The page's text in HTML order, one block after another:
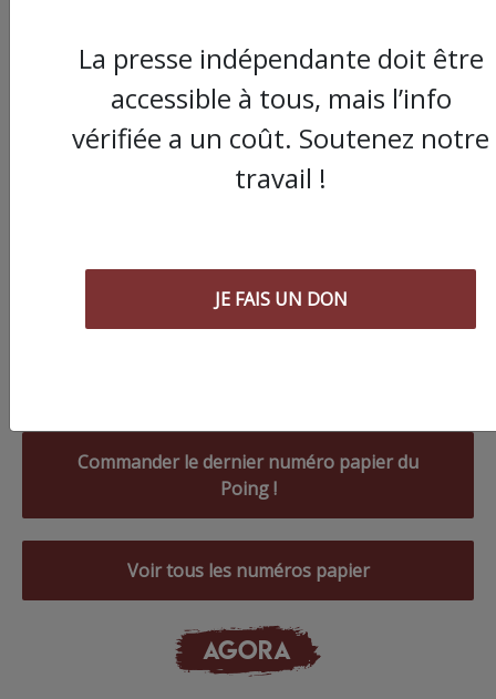
Commander le dernier numéro papier du
Poing !
Voir tous les numéros papier
AGORA
La presse indépendante doit être
accessible à tous, mais l’info
vérifiée a un coût. Soutenez notre
travail !
JE FAIS UN DON